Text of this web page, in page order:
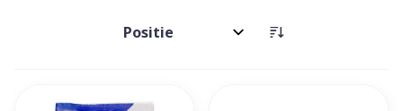
Sorteer op: